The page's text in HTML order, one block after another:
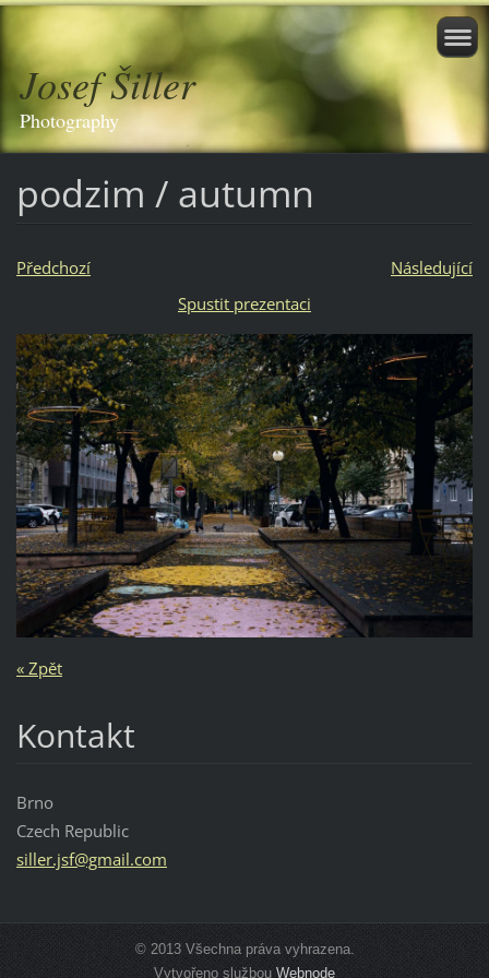
Josef Šiller
Photography
podzim / autumn
Předchozí
Následující
Spustit prezentaci
« Zpět
Kontakt
Brno
Czech Republic
siller.jsf@gmail.com
© 2013 Všechna práva vyhrazena.
Vytvořeno službouWebnode